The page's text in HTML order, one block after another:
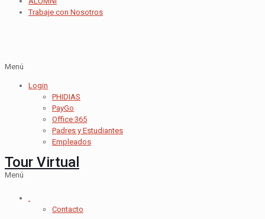
Trabaje con Nosotros
Menú
Login
PHIDIAS
PayGo
Office 365
Padres y Estudiantes
Empleados
Tour Virtual
Menú
.
Contacto